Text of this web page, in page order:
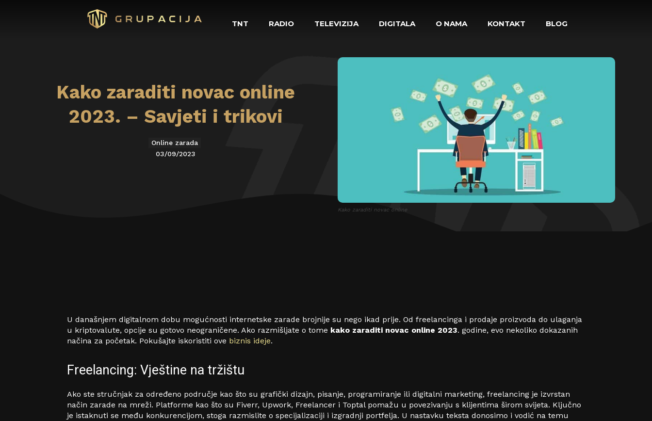
TNT RADIO TELEVIZIJA DIGITALA O NAMA KONTAKT BLOG
Kako zaraditi novac online
2023. – Savjeti i trikovi
Online zarada
03/09/2023
Kako zaraditi novac online
U današnjem digitalnom dobu mogućnosti internetske zarade brojnije su nego ikad prije. Od freelancinga i prodaje proizvoda do ulaganja
u kriptovalute, opcije su gotovo neograničene. Ako razmišljate o tome kako zaraditi novac online 2023. godine, evo nekoliko dokazanih
načina za početak. Pokušajte iskoristiti ove biznis ideje.
Freelancing: Vještine na tržištu
Ako ste stručnjak za određeno područje kao što su grafički dizajn, pisanje, programiranje ili digitalni marketing, freelancing je izvrstan
način zarade na mreži. Platforme kao što su Fiverr, Upwork, Freelancer i Toptal pomažu u povezivanju s klijentima širom svijeta. Ključno
je istaknuti se među konkurencijom, stoga razmislite o specijalizaciji i izgradnji portfelja. U nastavku teksta donosimo i vodić na temu